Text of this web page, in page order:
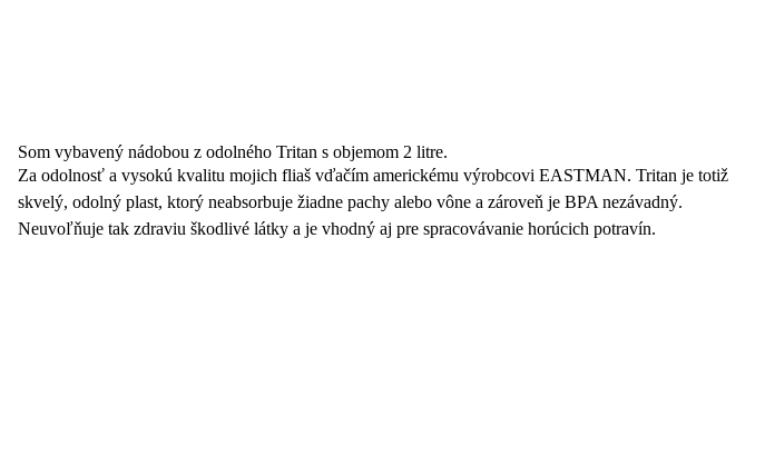
Som vybavený nádobou z odolného Tritan s objemom 2 litre.
Za odolnosť a vysokú kvalitu mojich fliaš vďačím americkému výrobcovi EASTMAN. Tritan je totiž
skvelý, odolný plast, ktorý neabsorbuje žiadne pachy alebo vône a zároveň je BPA nezávadný.
Neuvoľňuje tak zdraviu škodlivé látky a je vhodný aj pre spracovávanie horúcich potravín.